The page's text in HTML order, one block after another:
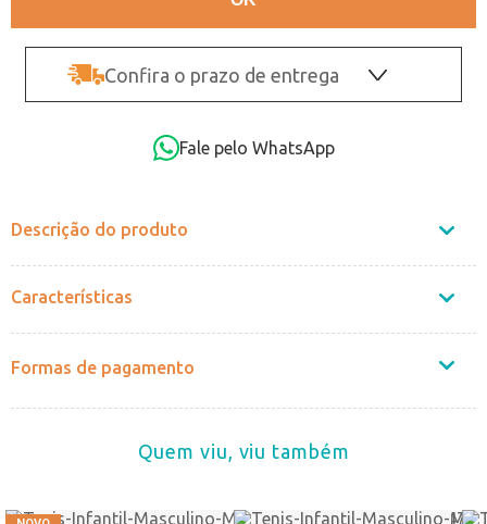
Confira o prazo de entrega
Fale pelo WhatsApp
Descrição do produto
Características
Formas de pagamento
Quem viu, viu também